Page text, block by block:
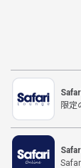
限定